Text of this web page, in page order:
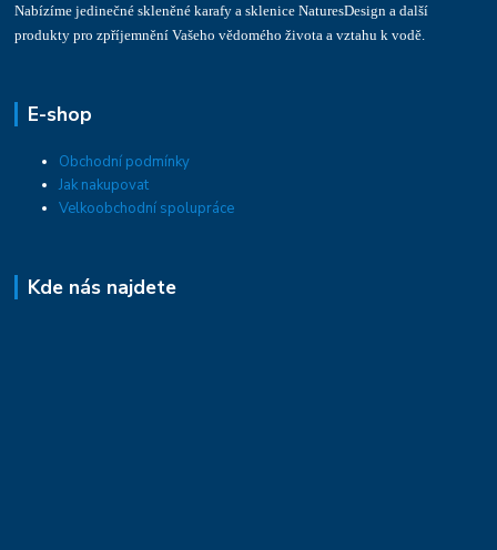
Nabízíme jedinečné skleněné karafy a sklenice NaturesDesign a další
produkty pro zpříjemnění Vašeho vědomého života a vztahu k vodě.
E-shop
Obchodní podmínky
Jak nakupovat
Velkoobchodní spolupráce
Kde nás najdete